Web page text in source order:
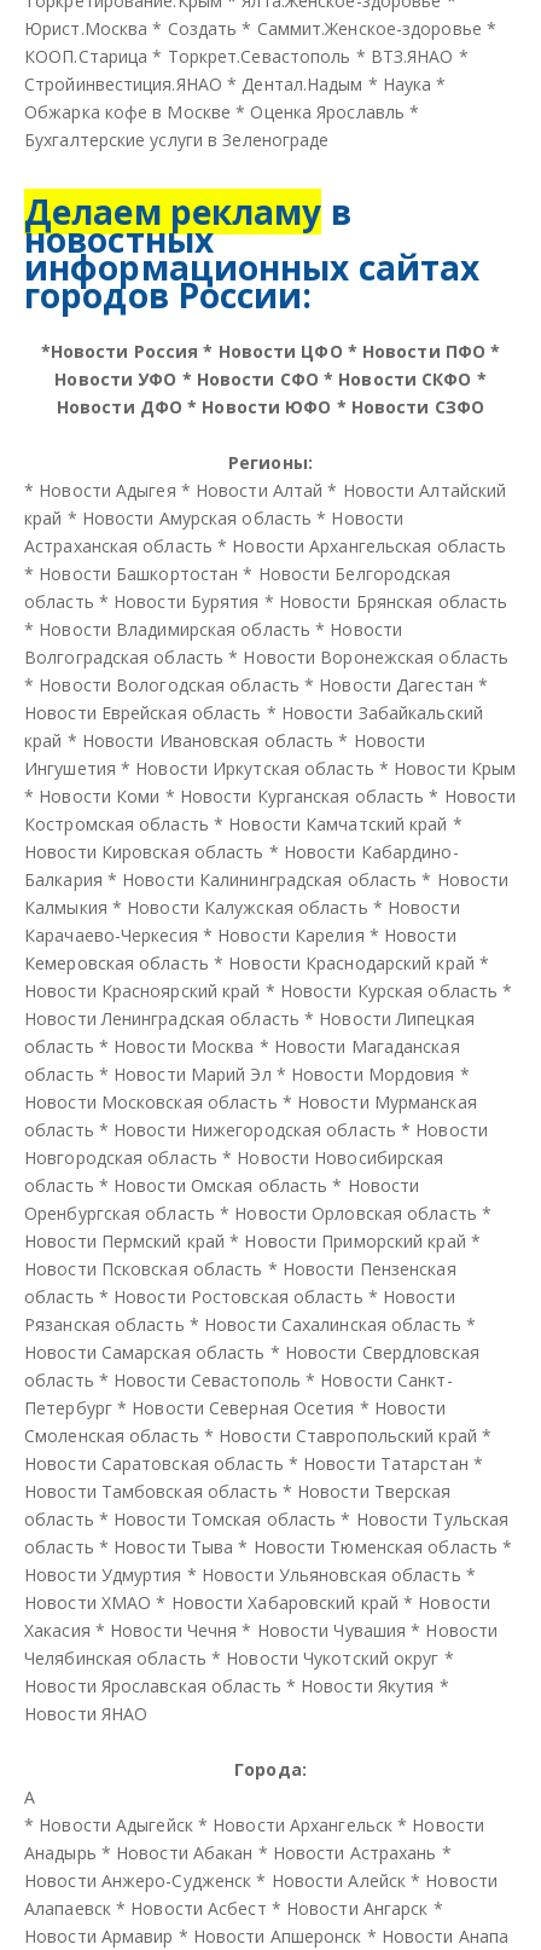
Юрист.Москва * Создать * Саммит.Женское-здоровье *
КООП.Старица * Торкрет.Севастополь * ВТЗ.ЯНАО *
Стройинвестиция.ЯНАО * Дентал.Надым * Наука *
Обжарка кофе в Москве * Оценка Ярославль *
Бухгалтерские услуги в Зеленограде
Делаем рекламу в
новостных
информационных сайтах
городов России:
*Новости Россия * Новости ЦФО * Новости ПФО *
Новости УФО * Новости СФО * Новости СКФО *
Новости ДФО * Новости ЮФО * Новости СЗФО
Регионы:
* Новости Адыгея * Новости Алтай * Новости Алтайский
край * Новости Амурская область * Новости
Астраханская область * Новости Архангельская область
* Новости Башкортостан * Новости Белгородская
область * Новости Бурятия * Новости Брянская область
* Новости Владимирская область * Новости
Волгоградская область * Новости Воронежская область
* Новости Вологодская область * Новости Дагестан *
Новости Еврейская область * Новости Забайкальский
край * Новости Ивановская область * Новости
Ингушетия * Новости Иркутская область * Новости Крым
* Новости Коми * Новости Курганская область * Новости
Костромская область * Новости Камчатский край *
Новости Кировская область * Новости Кабардино-
Балкария * Новости Калининградская область * Новости
Калмыкия * Новости Калужская область * Новости
Карачаево-Черкесия * Новости Карелия * Новости
Кемеровская область * Новости Краснодарский край *
Новости Красноярский край * Новости Курская область *
Новости Ленинградская область * Новости Липецкая
область * Новости Москва * Новости Магаданская
область * Новости Марий Эл * Новости Мордовия *
Новости Московская область * Новости Мурманская
область * Новости Нижегородская область * Новости
Новгородская область * Новости Новосибирская
область * Новости Омская область * Новости
Оренбургская область * Новости Орловская область *
Новости Пермский край * Новости Приморский край *
Новости Псковская область * Новости Пензенская
область * Новости Ростовская область * Новости
Рязанская область * Новости Сахалинская область *
Новости Самарская область * Новости Свердловская
область * Новости Севастополь * Новости Санкт-
Петербург* Новости Северная Осетия * Новости
Смоленская область * Новости Ставропольский край *
Новости Саратовская область * Новости Татарстан *
Новости Тамбовская область * Новости Тверская
область * Новости Томская область * Новости Тульская
область * Новости Тыва * Новости Тюменская область *
Новости Удмуртия * Новости Ульяновская область *
Новости ХМАО * Новости Хабаровский край * Новости
Хакасия * Новости Чечня * Новости Чувашия * Новости
Челябинская область * Новости Чукотский округ *
Новости Ярославская область * Новости Якутия *
Новости ЯНАО
Города:
А
* Новости Адыгейск * Новости Архангельск * Новости
Анадырь * Новости Абакан * Новости Астрахань *
Новости Анжеро-Судженск * Новости Алейск * Новости
Алапаевск * Новости Асбест * Новости Ангарск *
Новости Армавир * Новости Апшеронск * Новости Анапа